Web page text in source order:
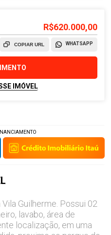
R$620.000,00
WHATSAPP
COPIAR URL
IMÓVEL
Guilherme. Possui 02
lavabo, área de
localização, em uma